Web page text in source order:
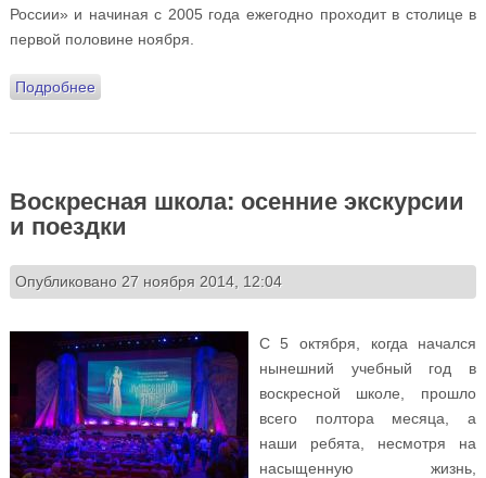
России» и начиная с 2005 года ежегодно проходит в столице в
первой половине ноября.
Подробнеео Воскресная школа: экскурсии и поездки первого
Воскресная школа: осенние экскурсии
и поездки
Опубликовано 27 ноября 2014, 12:04
С 5 октября, когда начался
нынешний учебный год в
воскресной школе, прошло
всего полтора месяца, а
наши ребята, несмотря на
насыщенную жизнь,